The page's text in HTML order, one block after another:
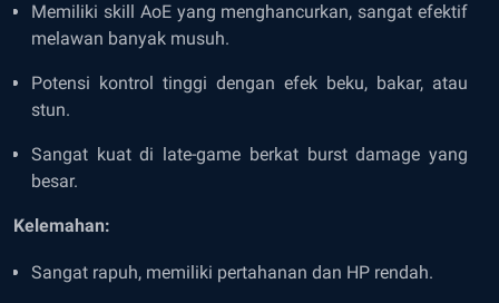
Memiliki skill AoE yang menghancurkan, sangat efektif
melawan banyak musuh.
Potensi kontrol tinggi dengan efek beku, bakar, atau
stun.
Sangat kuat di late-game berkat burst damage yang
besar.
Kelemahan:
Sangat rapuh, memiliki pertahanan dan HP rendah.